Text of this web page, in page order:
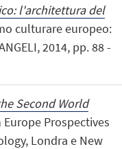
l'architettura del
culturare europeo:
2014, pp. 88 -
Second World
Prospectives
Londra e New